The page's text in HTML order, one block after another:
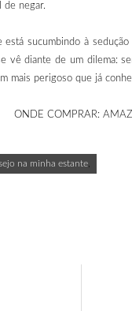
na minha estante
de negar.
sucumbindo à sedução
vê diante de um dilema:
mais perigoso que já
ONDE COMPRAR: